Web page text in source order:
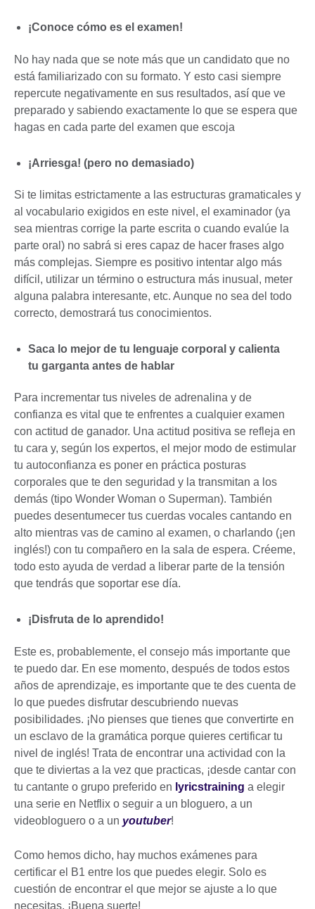
¡Conoce cómo es el examen!
No hay nada que se note más que un candidato que no
está familiarizado con su formato. Y esto casi siempre
repercute negativamente en sus resultados, así que ve
preparado y sabiendo exactamente lo que se espera que
hagas en cada parte del examen que escoja
¡Arriesga! (pero no demasiado)
Si te limitas estrictamente a las estructuras gramaticales y
al vocabulario exigidos en este nivel, el examinador (ya
sea mientras corrige la parte escrita o cuando evalúe la
parte oral) no sabrá si eres capaz de hacer frases algo
más complejas. Siempre es positivo intentar algo más
difícil, utilizar un término o estructura más inusual, meter
alguna palabra interesante, etc. Aunque no sea del todo
correcto, demostrará tus conocimientos.
Saca lo mejor de tu lenguaje corporal y calienta
tu garganta antes de hablar
Para incrementar tus niveles de adrenalina y de
confianza es vital que te enfrentes a cualquier examen
con actitud de ganador. Una actitud positiva se refleja en
tu cara y, según los expertos, el mejor modo de estimular
tu autoconfianza es poner en práctica posturas
corporales que te den seguridad y la transmitan a los
demás (tipo Wonder Woman o Superman). También
puedes desentumecer tus cuerdas vocales cantando en
alto mientras vas de camino al examen, o charlando (¡en
inglés!) con tu compañero en la sala de espera. Créeme,
todo esto ayuda de verdad a liberar parte de la tensión
que tendrás que soportar ese día.
¡Disfruta de lo aprendido!
Este es, probablemente, el consejo más importante que
te puedo dar. En ese momento, después de todos estos
años de aprendizaje, es importante que te des cuenta de
lo que puedes disfrutar descubriendo nuevas
posibilidades. ¡No pienses que tienes que convertirte en
un esclavo de la gramática porque quieres certificar tu
nivel de inglés! Trata de encontrar una actividad con la
que te diviertas a la vez que practicas, ¡desde cantar con
tu cantante o grupo preferido en lyricstraining a elegir
una serie en Netflix o seguir a un bloguero, a un
videobloguero o a un youtuber!
Como hemos dicho, hay muchos exámenes para
certificar el B1 entre los que puedes elegir. Solo es
cuestión de encontrar el que mejor se ajuste a lo que
necesitas. ¡Buena suerte!